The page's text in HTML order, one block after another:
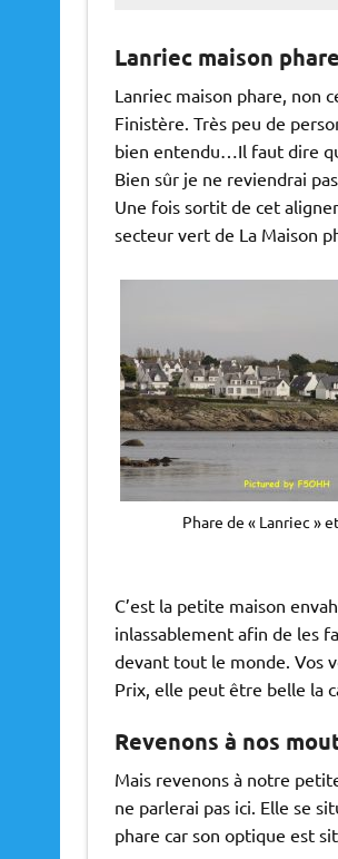
Lanriec maison
Lanriec maison phare, non
Finistère. Très peu de
bien entendu…Il faut dire
Bien sûr je ne reviendrai
Une fois sortit de cet
secteur vert de La Maison
Phare de « Lanriec »
C’est la petite maison
inlassablement afin de les
devant tout le monde. Vos
Prix, elle peut être belle la
Revenons à nos
Mais revenons à notre
ne parlerai pas ici. Elle se
phare car son optique est